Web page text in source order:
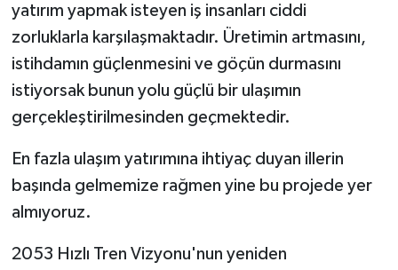
yatırım yapmak isteyen iş insanları ciddi
zorluklarla karşılaşmaktadır. Üretimin artmasını,
istihdamın güçlenmesini ve göçün durmasını
istiyorsak bunun yolu güçlü bir ulaşımın
gerçekleştirilmesinden geçmektedir.
En fazla ulaşım yatırımına ihtiyaç duyan illerin
başında gelmemize rağmen yine bu projede yer
almıyoruz.
2053 Hızlı Tren Vizyonu'nun yeniden